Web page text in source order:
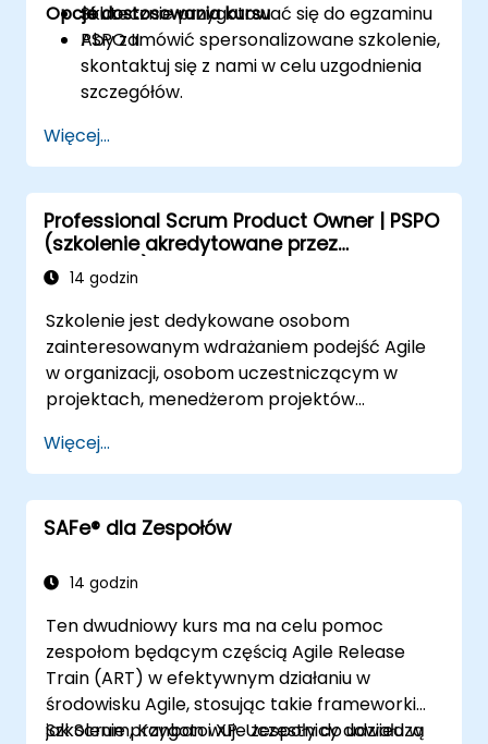
Skutecznie przygotować się do egzaminu
PSPO II.
ról.
Opcje dostosowania kursu
Aby zamówić spersonalizowane szkolenie,
skontaktuj się z nami w celu uzgodnienia
szczegółów.
Więcej...
Professional Scrum Product Owner | PSPO
(szkolenie akredytowane przez
Scrum.org)
14 godzin
Szkolenie jest dedykowane osobom
zainteresowanym wdrażaniem podejść Agile
w organizacji, osobom uczestniczącym w
projektach, menedżerom projektów
podejść Agile w projektach.
Więcej...
SAFe® dla Zespołów
14 godzin
Ten dwudniowy kurs ma na celu pomoc
zespołom będącym częścią Agile Release
Train (ART) w efektywnym działaniu w
środowisku Agile, stosując takie frameworki
jak Scrum, Kanban i XP. Uczestnicy dowiedzą
Szkolenie przygotowuje zespoły do udziału w